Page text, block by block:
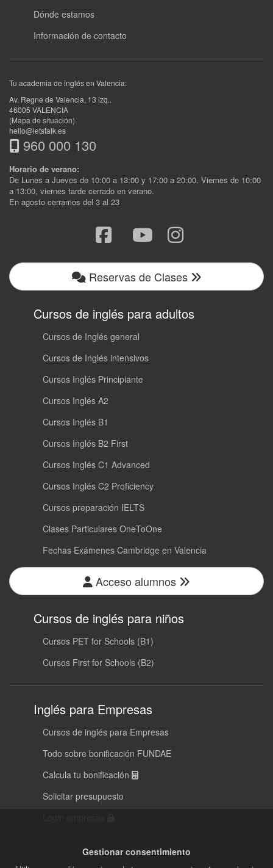
Dónde estamos
Información de contacto
Tu academia de inglés en Valencia:
Av. Regne de Valencia, 13 izq..
46005 VALENCIA
(Mapa de situación)
hello@letstalk.es
960 000 130
Horario de verano:
De Lunes a Jueves de 10:00 a 13:00 y 17:00 a 20:00. Viernes de 10:00
a 13:00, viernes tarde cerrado en verano.
En agosto cerramos del 3 al 23
Reservas de Clases
Cursos de inglés para adultos
Cursos de Inglés general
Cursos de Inglés intensivos
Cursos Inglés Principiante
Cursos Inglés A2
Cursos Inglés B1
Cursos Inglés B2 First
Cursos Inglés C1 Advanced
Cursos Inglés C2 Proficiency
Cursos preparación IELTS
Clases Particulares OneToOne
Fechas Exámenes Cambridge en Valencia
Acceso alumnos
Cursos de inglés para niños
Cursos PET for Schools (B1)
Cursos First for Schools (B2)
Inglés para Empresas
Cursos de inglés para Empresas
Todo sobre bonificación FUNDAE
Calcula tu bonificación
Solicitar presupuesto
Gestionar consentimiento